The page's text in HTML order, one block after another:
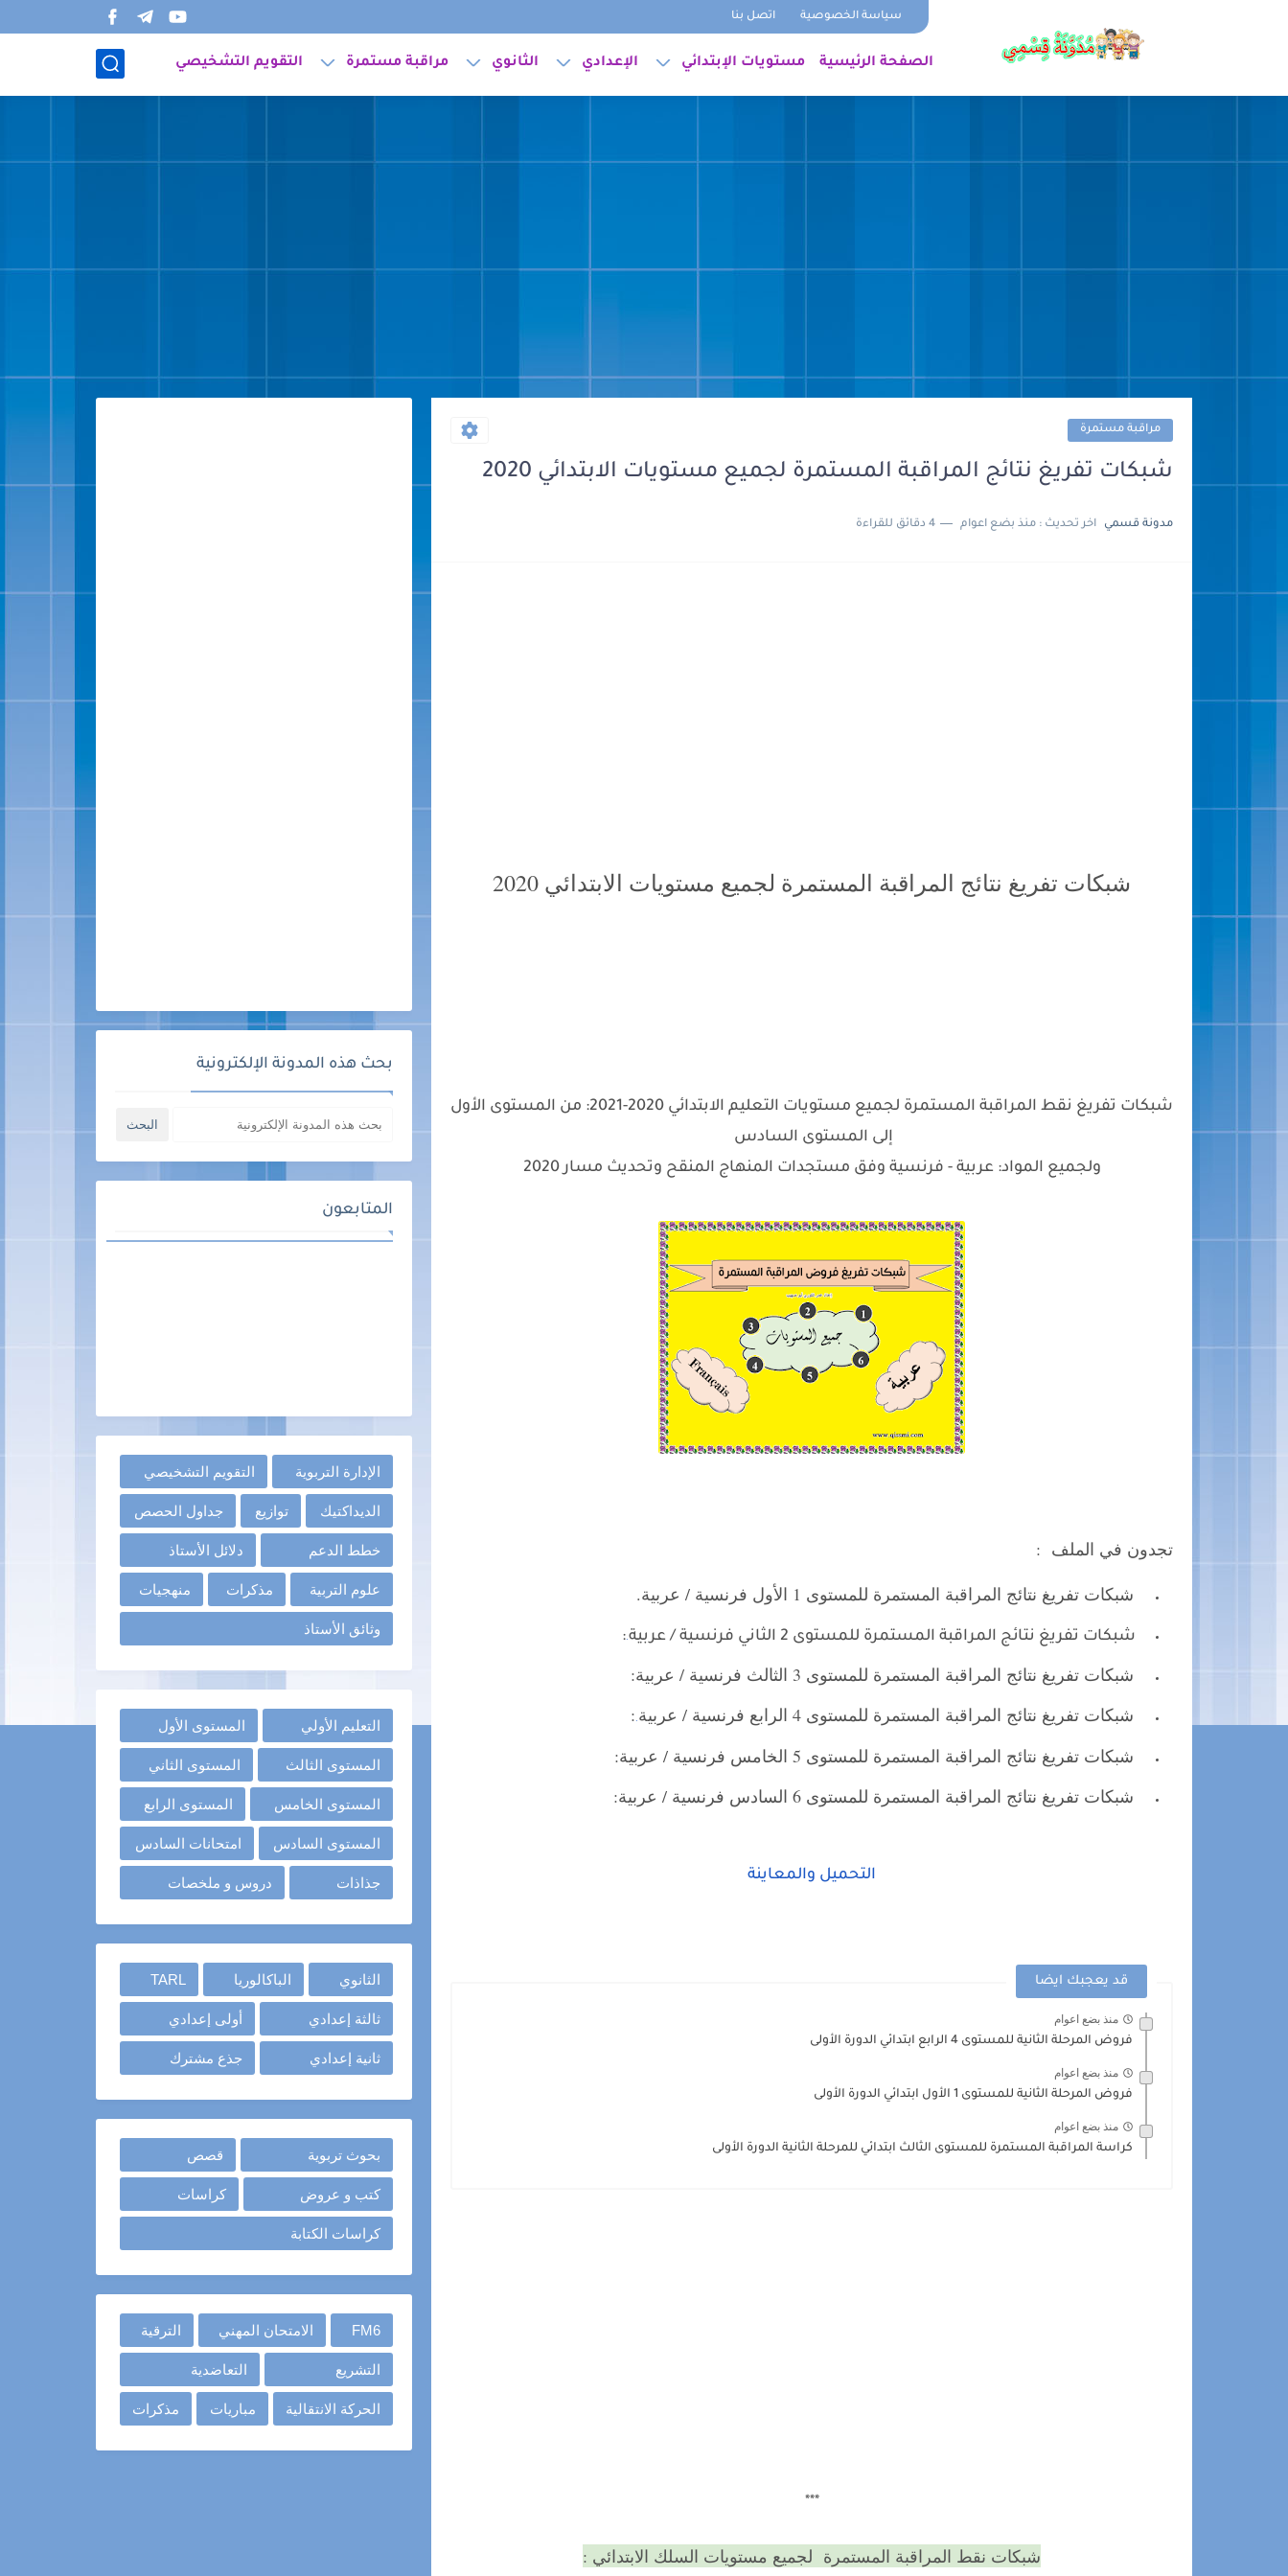
سياسة الخصوصية اتصل بنا
الصفحة الرئيسية مستويات الإبتدائي الإعدادي الثانوي مراقبة مستمرة التقويم التشخيصي
مراقبة مستمرة
شبكات تفريغ نتائج المراقبة المستمرة لجميع مستويات الابتدائي 2020
مدونة قسمي اخر تحديث : منذ بضع اعوام 4 دقائق للقراءة
شبكات تفريغ نتائج المراقبة المستمرة لجميع مستويات الابتدائي 2020
شبكات تفريغ نقط المراقبة المستمرة لجميع مستويات التعليم الابتدائي 2020-2021: من المستوى الأول
إلى المستوى السادس
ولجميع المواد: عربية - فرنسية وفق مستجدات المنهاج المنقح وتحديث مسار 2020
تجدون في الملف :
شبكات تفريغ نتائج المراقبة المستمرة للمستوى 1 الأول فرنسية / عربية.
شبكات تفريغ نتائج المراقبة المستمرة للمستوى 2 الثاني فرنسية / عربية .
:
شبكات تفريغ نتائج المراقبة المستمرة للمستوى 3 الثالث فرنسية / عربية:
شبكات تفريغ نتائج المراقبة المستمرة للمستوى 4 الرابع فرنسية / عربية
.
:
شبكات تفريغ نتائج المراقبة المستمرة للمستوى 5 الخامس فرنسية / عربية:
شبكات تفريغ نتائج المراقبة المستمرة للمستوى 6 السادس فرنسية / عربية:
التحميل والمعاينة
قد يعجبك ايضا
منذ بضع اعوام
فروض المرحلة الثانية للمستوى 4 الرابع ابتدائي الدورة الأولى
منذ بضع اعوام
فروض المرحلة الثانية للمستوى 1 الأول ابتدائي الدورة الأولى
منذ بضع اعوام
كراسة المراقبة المستمرة للمستوى الثالث ابتدائي للمرحلة الثانية الدورة الأولى
***
شبكات نقط المراقبة المستمرة لجميع مستويات السلك الابتدائي :
بحث هذه المدونة الإلكترونية
المتابعون
الإدارة التربوية التقويم التشخيصي
الديداكتيك توازيع جداول الحصص
خطط الدعم دلائل الأستاذ
علوم التربية مذكرات منهجيات
وثائق الأستاذ
التعليم الأولي المستوى الأول
المستوى الثالث المستوى الثاني
المستوى الخامس المستوى الرابع
المستوى السادس امتحانات السادس
جذاذات دروس و ملخصات
الثانوي الباكالوريا TARL
ثالثة إعدادي أولى إعدادي
ثانية إعدادي جذع مشترك
بحوث تربوية قصص
كتب و عروض كراسات
كراسات الكتابة
FM6 الامتحان المهني الترقية
التشريع التعاضدية
الحركة الانتقالية مباريات مذكرات